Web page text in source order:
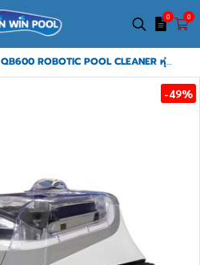
0 0
QB600 ROBOTIC POOL CLEANER หุ่นยนต์ทำความสะอาดสระ เหมาะสำหรับสระบ้าน มาพร้อมความยาวสายเคเบิ้ล 15 เมตร รับประกัน 2 ปี *Free หัวแปลงปลั๊กไฟ EU UK AU เป็น US USA
-49%